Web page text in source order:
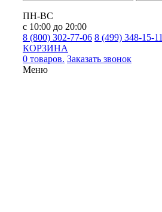
ПН-ВС
с 10:00 до 20:00
8 (800) 302-77-06 8 (499) 348-15-11
КОРЗИНА
0 товаров. Заказать звонок
Меню